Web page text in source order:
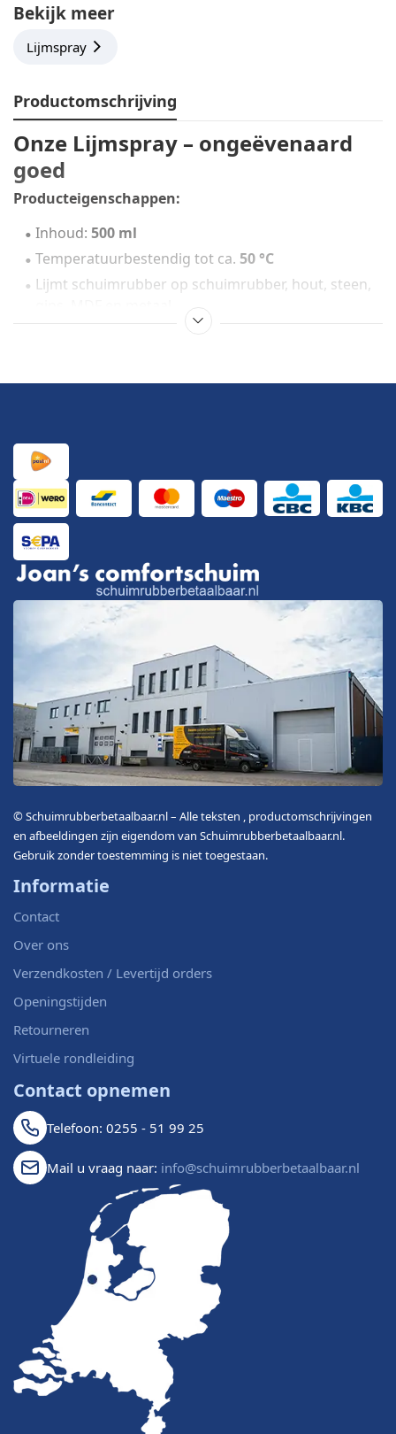
Bekijk meer
Lijmspray
Productomschrijving
Onze Lijmspray – ongeëvenaard
goed
Producteigenschappen:
Inhoud: 500 ml
Temperatuurbestendig tot ca. 50 °C
Lijmt schuimrubber op schuimrubber, hout, steen,
Professionele kwaliteit
Bezoek onze showroom of bestel eenvoudig online via
Schuimrubberbetaalbaar.nl
© Schuimrubberbetaalbaar.nl – Alle teksten , productomschrijvingen
en afbeeldingen zijn eigendom van Schuimrubberbetaalbaar.nl.
Gebruik zonder toestemming is niet toegestaan.
Informatie
Contact
Over ons
Verzendkosten / Levertijd orders
Openingstijden
Retourneren
Virtuele rondleiding
Contact opnemen
Telefoon: 0255 - 51 99 25
Mail u vraag naar: info@schuimrubberbetaalbaar.nl